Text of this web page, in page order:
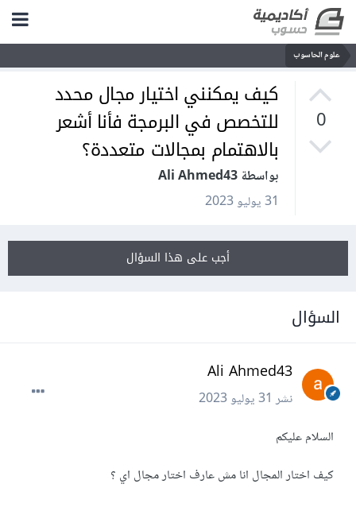
علوم الحاسوب
0
كيف يمكنني اختيار مجال محدد
للتخصص في البرمجة فأنا أشعر
بالاهتمام بمجالات متعددة؟
بواسطة Ali Ahmed43
31 يوليو 2023
أجب على هذا السؤال
السؤال
Ali Ahmed43
نشر31 يوليو 2023
السلام عليكم
كيف اختار المجال انا مش عارف اختار مجال اي ؟